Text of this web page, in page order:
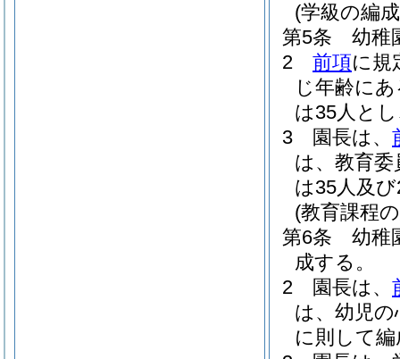
(学級の編
第5条
幼稚
2
前項に規
じ年齢に
は35人と
3
園長は、
は、教育
は35人及
(教育課程
第6条
幼稚
成する。
2
園長は、
は、幼児
に則して